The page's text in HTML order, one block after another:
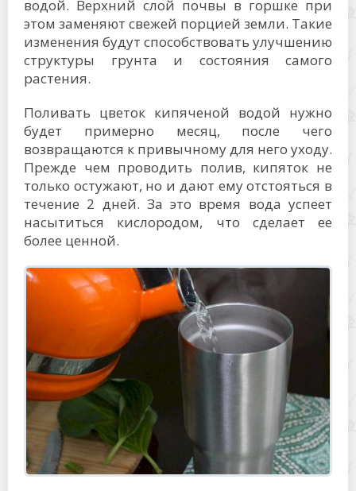
водой. Верхний слой почвы в горшке при
этом заменяют свежей порцией земли. Такие
изменения будут способствовать улучшению
структуры грунта и состояния самого
растения.
Поливать цветок кипяченой водой нужно
будет примерно месяц, после чего
возвращаются к привычному для него уходу.
Прежде чем проводить полив, кипяток не
только остужают, но и дают ему отстояться в
течение 2 дней. За это время вода успеет
насытиться кислородом, что сделает ее
более ценной.